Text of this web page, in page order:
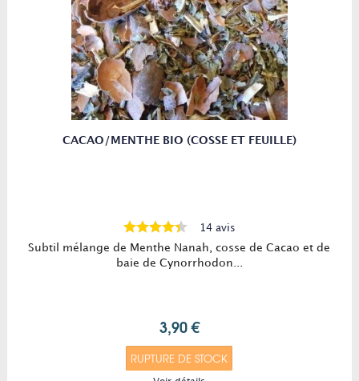
CACAO/MENTHE BIO (COSSE ET FEUILLE)
14 avis
Subtil mélange de Menthe Nanah, cosse de Cacao et de
baie de Cynorrhodon...
3,90 €
RUPTURE DE STOCK